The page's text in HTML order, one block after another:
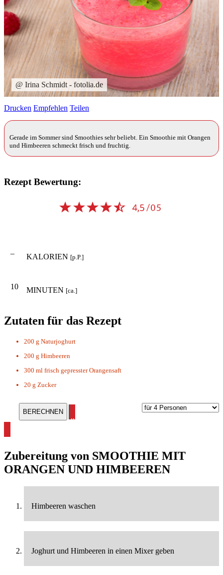
@ Irina Schmidt - fotolia.de
Drucken Empfehlen Teilen
Gerade im Sommer sind Smoothies sehr beliebt. Ein Smoothie mit Orangen
und Himbeeren schmeckt frisch und fruchtig.
Rezept Bewertung:
– KALORIEN [p.P.]
10 MINUTEN [ca.]
Zutaten für das Rezept
200 g Naturjoghurt
200 g Himbeeren
300 ml frisch gepresster Orangensaft
20 g Zucker
alle Smoothie Rezepte ansehen
Zubereitung von SMOOTHIE MIT
ORANGEN UND HIMBEEREN
Himbeeren waschen
Joghurt und Himbeeren in einen Mixer geben